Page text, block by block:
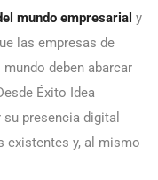
mundo empresarial y
las empresas de
deben abarcar
Éxito Idea
presencia digital
existentes y, al mismo